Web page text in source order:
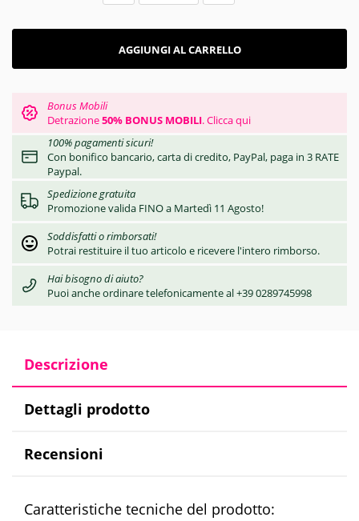
AGGIUNGI AL CARRELLO
Bonus Mobili
Detrazione50% BONUS MOBILI.Clicca qui
100% pagamenti sicuri!
Con bonifico bancario, carta di credito, PayPal, paga in 3 RATE
Paypal.
Spedizione gratuita
Promozione valida FINO a Martedì 11 Agosto!
Soddisfatti o rimborsati!
Potrai restituire il tuo articolo e ricevere l'intero rimborso.
Hai bisogno di aiuto?
Puoi anche ordinare telefonicamente al +39 0289745998
Descrizione
Dettagli prodotto
Recensioni
Caratteristiche tecniche del prodotto: